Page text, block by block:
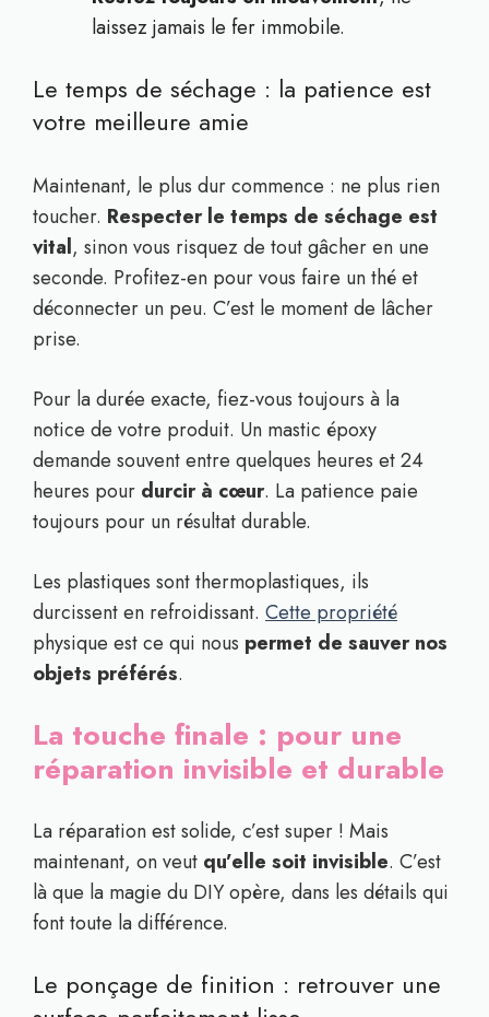
laissez jamais le fer immobile.
Le temps de séchage : la patience est
votre meilleure amie
Maintenant, le plus dur commence : ne plus rien
toucher. Respecter le temps de séchage est
vital, sinon vous risquez de tout gâcher en une
seconde. Profitez-en pour vous faire un thé et
déconnecter un peu. C’est le moment de lâcher
prise.
Pour la durée exacte, fiez-vous toujours à la
notice de votre produit. Un mastic époxy
demande souvent entre quelques heures et 24
heures pour durcir à cœur. La patience paie
toujours pour un résultat durable.
Les plastiques sont thermoplastiques, ils
durcissent en refroidissant. Cette propriété
physique est ce qui nous permet de sauver nos
objets préférés.
La touche finale : pour une
réparation invisible et durable
La réparation est solide, c’est super ! Mais
maintenant, on veut qu’elle soit invisible. C’est
là que la magie du DIY opère, dans les détails qui
font toute la différence.
Le ponçage de finition : retrouver une